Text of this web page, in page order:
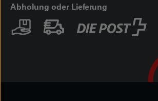
Abholung oder Lieferung